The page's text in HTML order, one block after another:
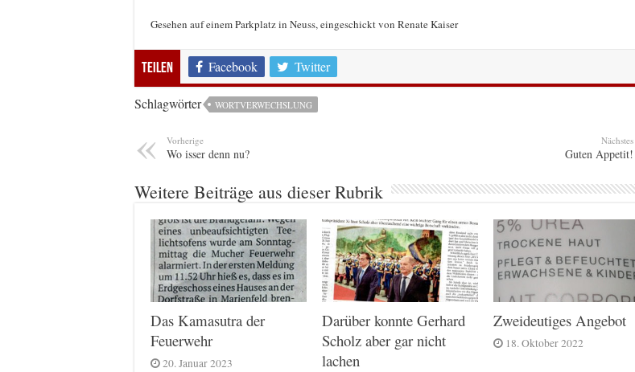
Gesehen auf einem Parkplatz in Neuss, eingeschickt von Renate Kaiser
Teilen Facebook Twitter
Schlagwörter WORTVERWECHSLUNG
Vorherige
Wo isser denn nu?
Nächstes
Guten Appetit!
Weitere Beiträge aus dieser Rubrik
Das Kamasutra der
Feuerwehr
20. Januar 2023
Darüber konnte Gerhard
Scholz aber gar nicht
lachen
Zweideutiges Angebot
18. Oktober 2022